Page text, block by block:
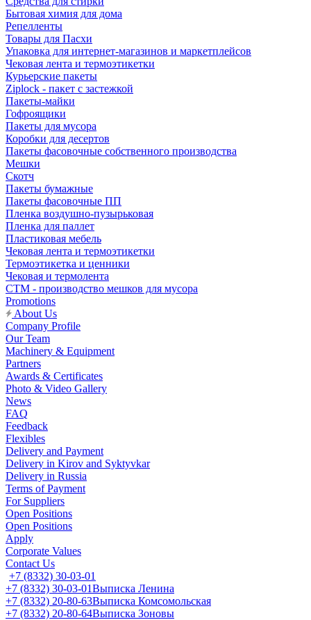
Бытовая химия для дома
Репелленты
Товары для Пасхи
Упаковка для интернет-магазинов и маркетплейсов
Чековая лента и термоэтикетки
Курьерские пакеты
Ziplock - пакет с застежкой
Пакеты-майки
Гофроящики
Пакеты для мусора
Коробки для десертов
Пакеты фасовочные собственного производства
Мешки
Скотч
Пакеты бумажные
Пакеты фасовочные ПП
Пленка воздушно-пузырьковая
Пленка для паллет
Пластиковая мебель
Чековая лента и термоэтикетки
Термоэтикетка и ценники
Чековая и термолента
СТМ - производство мешков для мусора
Promotions
About Us
Company Profile
Our Team
Machinery & Equipment
Partners
Awards & Certificates
Photo & Video Gallery
News
FAQ
Feedback
Flexibles
Delivery and Payment
Delivery in Kirov and Syktyvkar
Delivery in Russia
Terms of Payment
For Suppliers
Open Positions
Open Positions
Apply
Corporate Values
Contact Us
+7 (8332) 30-03-01
+7 (8332) 30-03-01Выписка Ленина
+7 (8332) 20-80-63Выписка Комсомольская
+7 (8332) 20-80-64Выписка Зоновы